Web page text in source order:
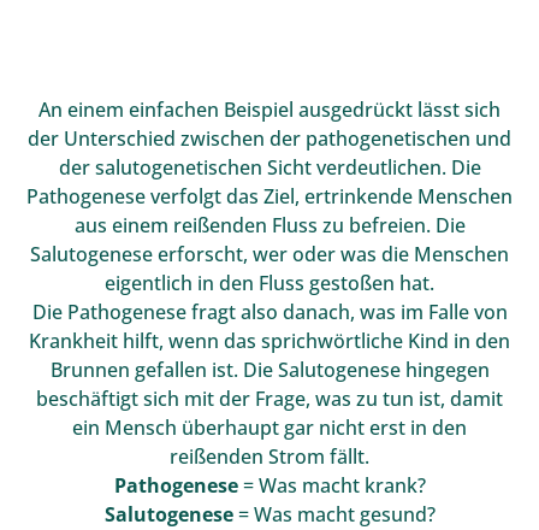
An einem einfachen Beispiel ausgedrückt lässt sich
der Unterschied zwischen der pathogenetischen und
der salutogenetischen Sicht verdeutlichen. Die
Pathogenese verfolgt das Ziel, ertrinkende Menschen
aus einem reißenden Fluss zu befreien. Die
Salutogenese erforscht, wer oder was die Menschen
eigentlich in den Fluss gestoßen hat.
Die Pathogenese fragt also danach, was im Falle von
Krankheit hilft, wenn das sprichwörtliche Kind in den
Brunnen gefallen ist. Die Salutogenese hingegen
beschäftigt sich mit der Frage, was zu tun ist, damit
ein Mensch überhaupt gar nicht erst in den
reißenden Strom fällt.
Pathogenese= Was macht krank?
Salutogenese= Was macht gesund?